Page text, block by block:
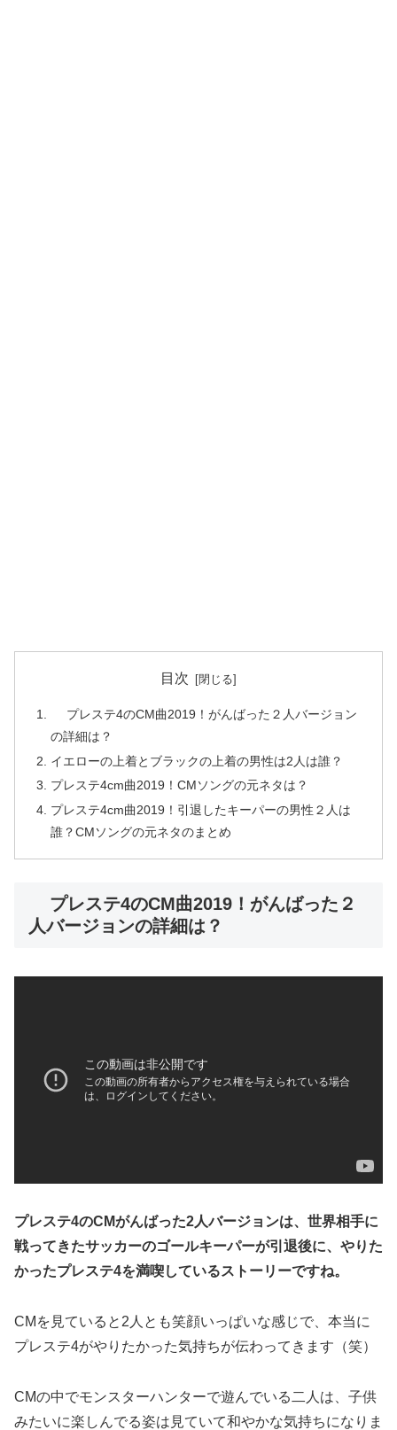
目次
プレステ4のCM曲2019！がんばった２人バージョン
の詳細は？
イエローの上着とブラックの上着の男性は2人は誰？
プレステ4cm曲2019！CMソングの元ネタは？
プレステ4cm曲2019！引退したキーパーの男性２人は
誰？CMソングの元ネタのまとめ
プレステ4のCM曲2019！がんばった２
人バージョンの詳細は？
プレステ4のCMがんばった2人バージョンは、世界相手に
戦ってきたサッカーのゴールキーパーが引退後に、やりた
かったプレステ4を満喫しているストーリーですね。
CMを見ていると2人とも笑顔いっぱいな感じで、本当に
プレステ4がやりたかった気持ちが伝わってきます（笑）
CMの中でモンスターハンターで遊んでいる二人は、子供
みたいに楽しんでる姿は見ていて和やかな気持ちになりま